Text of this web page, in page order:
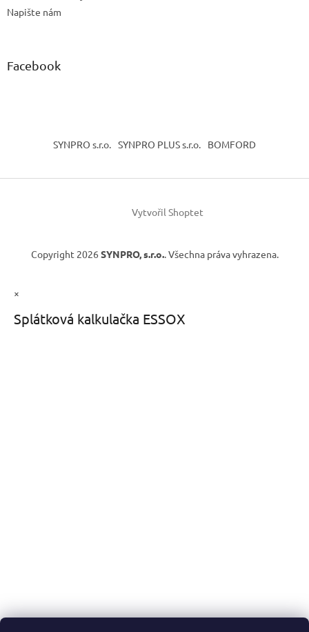
Napište nám
Facebook
SYNPRO s.r.o. SYNPRO PLUS s.r.o. BOMFORD
Vytvořil Shoptet
Copyright 2026 SYNPRO, s.r.o.. Všechna práva vyhrazena.
×
Splátková kalkulačka ESSOX